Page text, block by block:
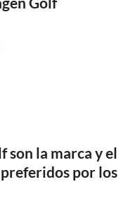
son la marca y el
por los